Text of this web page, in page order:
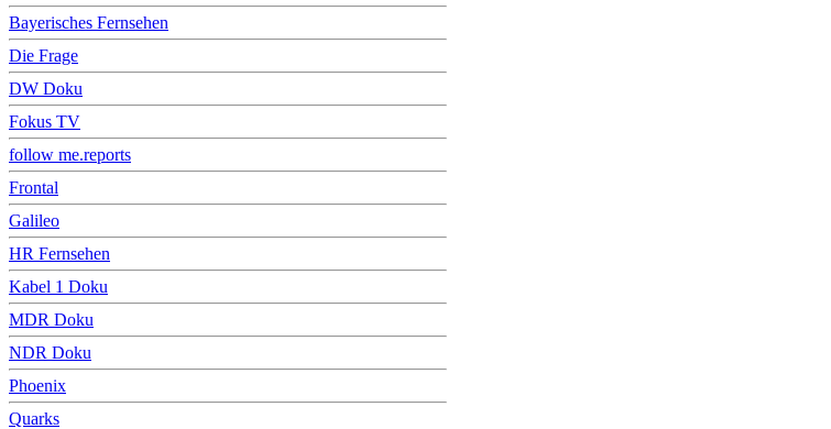
Bayerisches Fernsehen
Die Frage
DW Doku
Fokus TV
follow me.reports
Frontal
Galileo
HR Fernsehen
Kabel 1 Doku
MDR Doku
NDR Doku
Phoenix
Quarks